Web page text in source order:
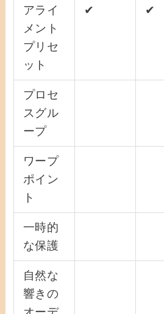
アライ
メント
プリセ
ット
✔ ✔
プロセ
スグル
ープ
ワープ
ポイン
ト
一時的
な保護
自然な
響きの